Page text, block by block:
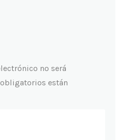
no será
están